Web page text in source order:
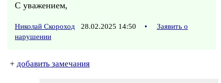
С уважением,
Николай Скороход 28.02.2025 14:50 •
Заявить о
нарушении
+ добавить замечания